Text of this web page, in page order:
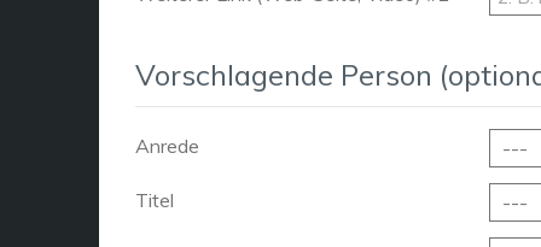
Vorschlagende Person
Anrede
Titel